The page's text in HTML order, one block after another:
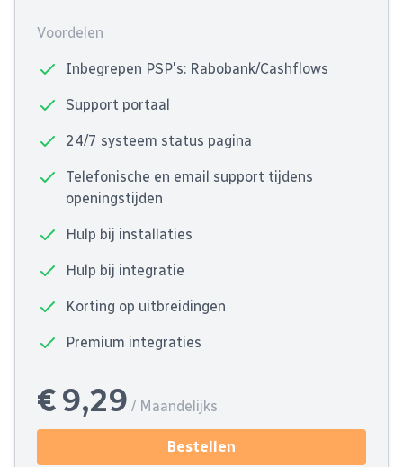
Voordelen
Inbegrepen PSP's: Rabobank/Cashflows
Support portaal
24/7 systeem status pagina
Telefonische en email support tijdens
openingstijden
Hulp bij installaties
Hulp bij integratie
Korting op uitbreidingen
Premium integraties
€ 9,29 / Maandelijks
Bestellen